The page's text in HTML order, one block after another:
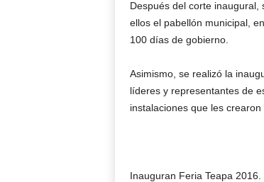
Después del corte
ellos el pabellón municipal,
100 días de gobierno.
Asimismo, se realizó la
líderes y representantes de
instalaciones que les
Inauguran Feria Teapa 2016.